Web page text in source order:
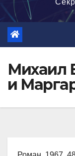
Михаил
и